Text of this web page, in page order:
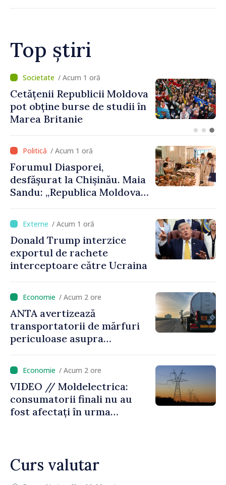
Top știri
/ Acum 39 minute
Speakerul Igor Grosu, la
Forumul Diasporei:
„Republica Moldova
săi de acasă și de peste
hotare, că merită să devină
parte a marii familii
europene”
/ Acum 1 oră
Forumul Diasporei,
desfășurat la Chișinău. Maia
Sandu: „Republica Moldova
iar diaspora poate juca un
rol important în promovarea
și susținerea acestui
parcurs”
/ Acum 1 oră
Donald Trump interzice
exportul de rachete
interceptoare către Ucraina
/ Acum 2 ore
ANTA avertizează
transportatorii de mărfuri
periculoase asupra
caniculă
/ Acum 2 ore
VIDEO // Moldelectrica:
consumatorii finali nu au
fost afectați în urma
regim prioritar
Curs valutar